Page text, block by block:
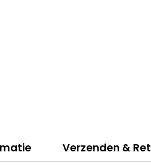
Verzenden &